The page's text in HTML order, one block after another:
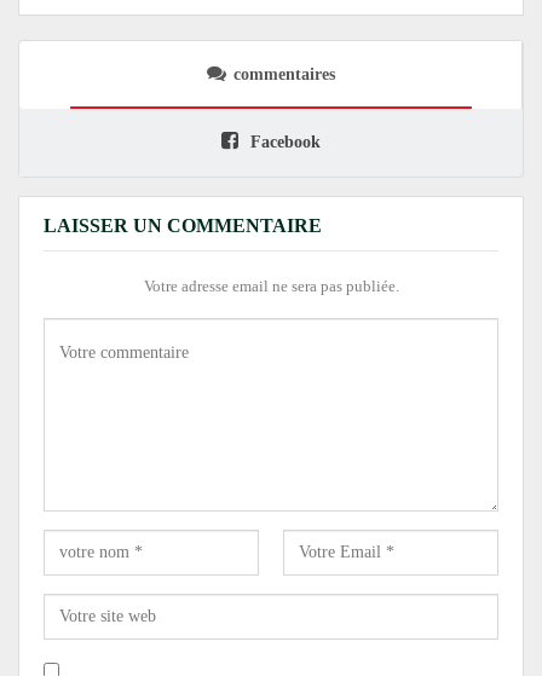
commentaires
Facebook
LAISSER UN COMMENTAIRE
Votre adresse email ne sera pas publiée.